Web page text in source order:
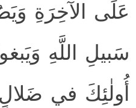
عَلَى الآخِرَةِ
سَبيلِ اللَّهِ
أُولٰئِكَ في